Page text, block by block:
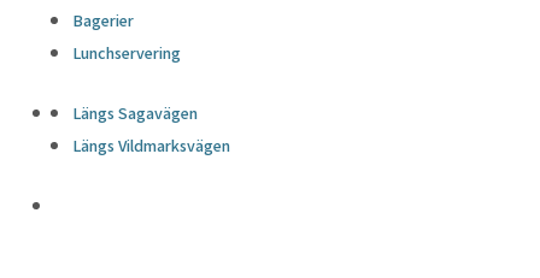
Bagerier
Lunchservering
Längs Sagavägen
Längs Vildmarksvägen